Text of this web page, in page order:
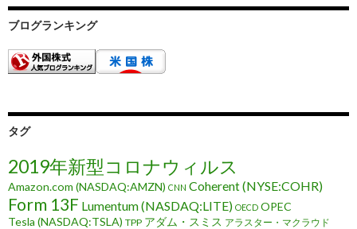
ブログランキング
タグ
2019年新型コロナウィルス
Amazon.com (NASDAQ:AMZN) CNN Coherent (NYSE:COHR)
Form 13F Lumentum (NASDAQ:LITE) OECD OPEC
Tesla (NASDAQ:TSLA) TPP アダム・スミス アラスター・マクラウド